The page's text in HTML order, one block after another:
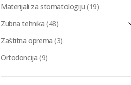
Materijali za stomatologiju (19)
Zubna tehnika (48)
Zaštitna oprema (3)
Ortodoncija (9)